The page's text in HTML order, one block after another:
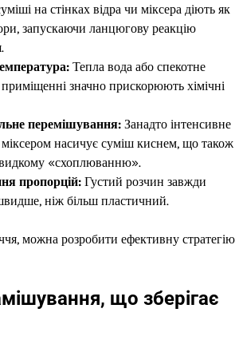
на стінках відра чи міксера діють як
запускаючи ланцюгову реакцію
Тепла вода або спекотне
приміщенні значно прискорюють хімічні
перемішування: Занадто інтенсивне
насичує суміш киснем, що також
«схоплюванню».
пропорцій: Густий розчин завжди
ніж більш пластичний.
можна розробити ефективну стратегію
що зберігає